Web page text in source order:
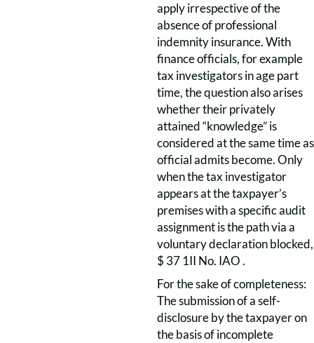
apply irrespective of the
absence of professional
indemnity insurance. With
finance officials, for example
tax investigators in age part
time, the question also arises
whether their privately
attained “knowledge” is
considered at the same time as
official admits become. Only
when the tax investigator
appears at the taxpayer’s
premises with a specific audit
assignment is the path via a
voluntary declaration blocked,
$ 37 1II No. IAO .
For the sake of completeness:
The submission of a self-
disclosure by the taxpayer on
the basis of incomplete